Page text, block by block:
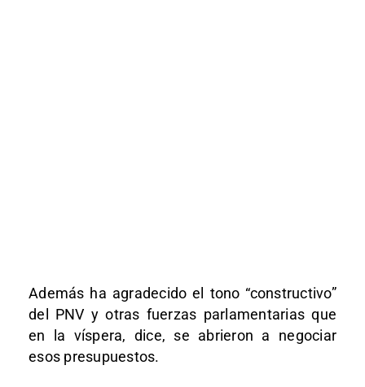
Además ha agradecido el tono “constructivo”
del PNV y otras fuerzas parlamentarias que
en la víspera, dice, se abrieron a negociar
esos presupuestos.